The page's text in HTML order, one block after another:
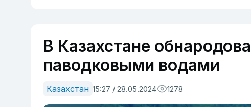
В Казахстане
паводковыми водами
Казахстан 15:27 / 28.05.2024 1278